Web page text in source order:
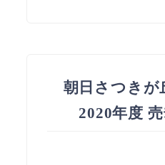
朝日さつきが
2020年度